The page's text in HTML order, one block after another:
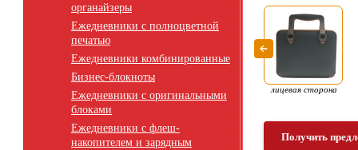
органайзеры
Ежедневники с полноцветной
печатью
Ежедневники комбинированные
Бизнес-блокноты
Ежедневники с оригинальными
блоками
Ежедневники с флеш-
накопителем и зарядным
лицевая сторона
Получить